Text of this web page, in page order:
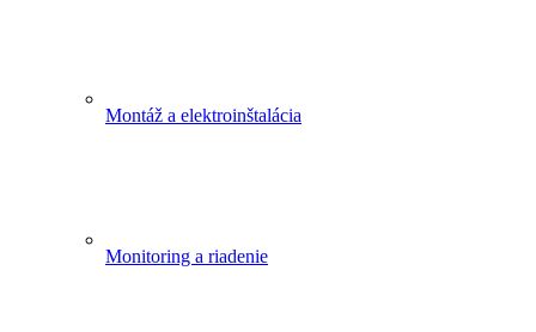
Montáž a elektroinštalácia
Monitoring a riadenie